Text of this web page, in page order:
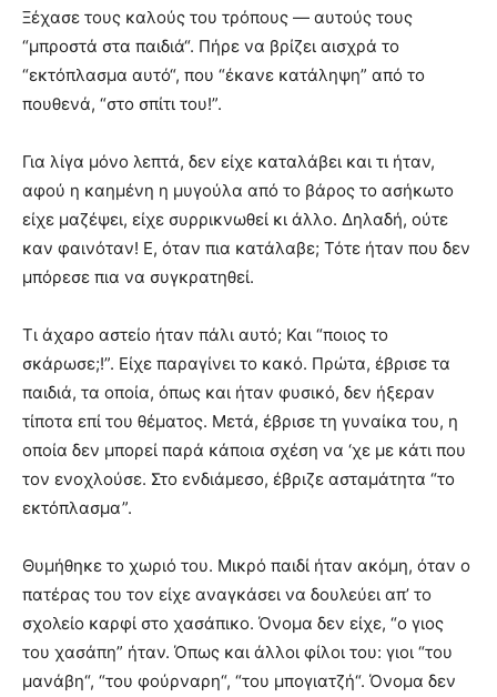
Ξέχασε τους καλούς του τρόπους — αυτούς τους
“μπροστά στα παιδιά“. Πήρε να βρίζει αισχρά το
“εκτόπλασμα αυτό“, που “έκανε κατάληψη” από το
πουθενά, “στο σπίτι του!”.
Για λίγα μόνο λεπτά, δεν είχε καταλάβει και τι ήταν,
αφού η καημένη η μυγούλα από το βάρος το ασήκωτο
είχε μαζέψει, είχε συρρικνωθεί κι άλλο. Δηλαδή, ούτε
καν φαινόταν! Ε, όταν πια κατάλαβε; Τότε ήταν που δεν
μπόρεσε πια να συγκρατηθεί.
Τι άχαρο αστείο ήταν πάλι αυτό; Και “ποιος το
σκάρωσε;!”. Είχε παραγίνει το κακό. Πρώτα, έβρισε τα
παιδιά, τα οποία, όπως και ήταν φυσικό, δεν ήξεραν
τίποτα επί του θέματος. Μετά, έβρισε τη γυναίκα του, η
οποία δεν μπορεί παρά κάποια σχέση να ‘χε με κάτι που
τον ενοχλούσε. Στο ενδιάμεσο, έβριζε ασταμάτητα “το
εκτόπλασμα”.
Θυμήθηκε το χωριό του. Μικρό παιδί ήταν ακόμη, όταν ο
πατέρας του τον είχε αναγκάσει να δουλεύει απ’ το
σχολείο καρφί στο χασάπικο. Όνομα δεν είχε, “ο γιος
του χασάπη” ήταν. Όπως και άλλοι φίλοι του: γιοι “του
μανάβη“, “του φούρναρη“, “του μπογιατζή“. Όνομα δεν